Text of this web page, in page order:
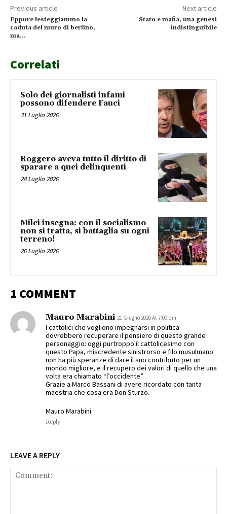
Previous article
Eppure festeggiammo la
caduta del muro di berlino,
ma…
Next article
Stato e mafia, una genesi
indistinguibile
Correlati
Solo dei giornalisti infami
possono difendere Fauci
31 Luglio 2026
Roggero aveva tutto il diritto di
sparare a quei delinquenti
28 Luglio 2026
Milei insegna: con il socialismo
non si tratta, si battaglia su ogni
terreno!
26 Luglio 2026
1 COMMENT
Mauro Marabini 21 Giugno 2020 At 7:00 pm
I cattolici che vogliono impegnarsi in politica
dovrebbero recuperare il pensiero di questo grande
personaggio: oggi purtroppo il cattolicesimo con
questo Papa, miscredente sinistrorso e filo musulmano
non ha più speranze di dare il suo contributo per un
mondo migliore, e il recupero dei valori di quello che una
volta era chiamato “l’occidente”.
Grazie a Marco Bassani di avere ricordato con tanta
maestria che cosa era Don Sturzo.
Mauro Marabini
Reply
LEAVE A REPLY